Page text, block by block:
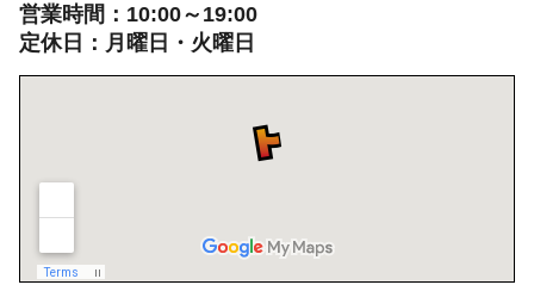
営業時間：10:00～19:00
定休日：月曜日・火曜日